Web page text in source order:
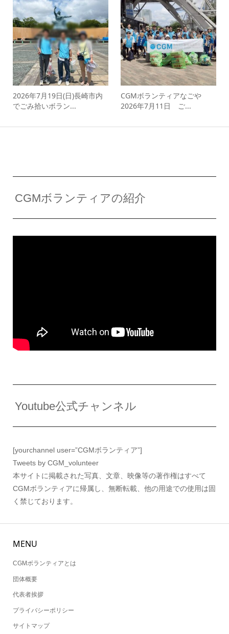
2026年7月19日(日)長崎市内
でごみ拾いボラン...
CGMボランティアなごや
2026年7月11日 ご...
CGMボランティアの紹介
Youtube公式チャンネル
[yourchannel user=”CGMボランティア”]
Tweets by CGM_volunteer
本サイトに掲載された写真、文章、映像等の著作権はすべて
CGMボランティアに帰属し、無断転載、他の用途での使用は固
く禁じております。
MENU
CGMボランティアとは
団体概要
代表者挨拶
プライバシーポリシー
サイトマップ